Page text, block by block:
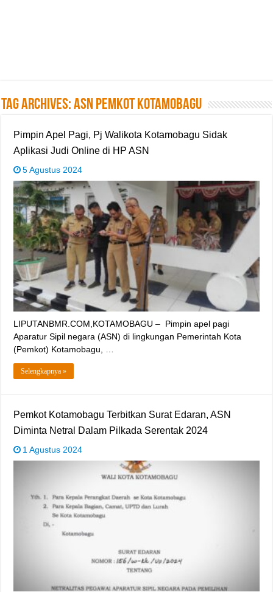
Tag Archives:ASN Pemkot Kotamobagu
Pimpin Apel Pagi, Pj Walikota Kotamobagu Sidak
Aplikasi Judi Online di HP ASN
5 Agustus 2024
LIPUTANBMR.COM,KOTAMOBAGU – Pimpin apel pagi
Aparatur Sipil negara (ASN) di lingkungan Pemerintah Kota
(Pemkot) Kotamobagu, …
Selengkapnya »
Pemkot Kotamobagu Terbitkan Surat Edaran, ASN
Diminta Netral Dalam Pilkada Serentak 2024
1 Agustus 2024